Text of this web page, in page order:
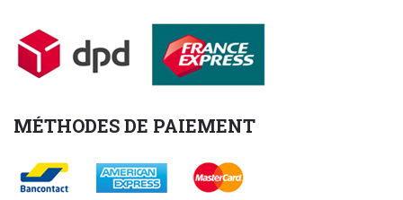
MÉTHODES DE PAIEMENT